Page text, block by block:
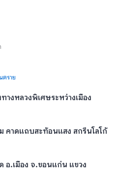
ตราย
งหลวงพิเศษระหว่างเมือง
คาดแถบสะท้อนแสง สกรีนโลโก้
อ.เมือง จ.ขอนแก่น แขวง